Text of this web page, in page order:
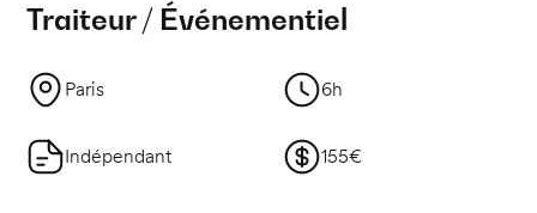
Traiteur / Événementiel
Paris 6h
Indépendant 155€